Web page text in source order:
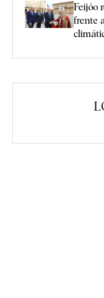
Feijóo
frente